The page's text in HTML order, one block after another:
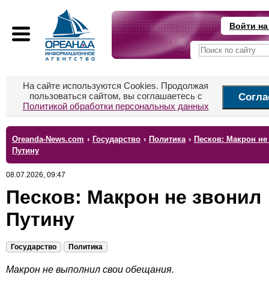
Войти
На сайте используются Cookies. Продолжая
пользоваться сайтом, вы соглашаетесь с
Политикой обработки персональных данных
Oreanda-News.com › Государство › Политика › Песков: Макрон
Путину
08.07.2026, 09:47
Песков: Макрон не звонил
Путину
Государство Политика
Макрон не выполнил свои обещания.